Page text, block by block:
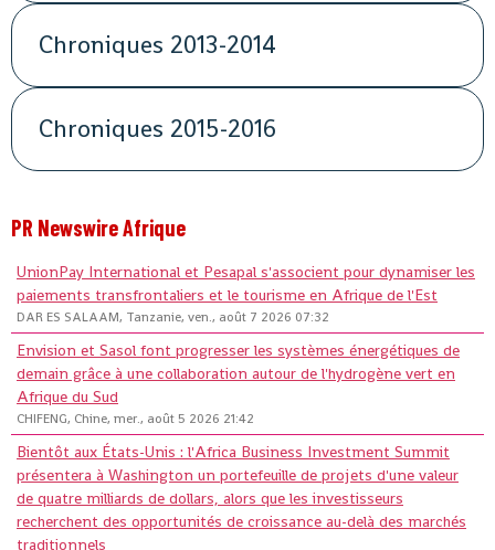
Chroniques 2013-2014
Chroniques 2015-2016
PR Newswire Afrique
UnionPay International et Pesapal s'associent pour dynamiser les
paiements transfrontaliers et le tourisme en Afrique de l'Est
DAR ES SALAAM, Tanzanie, ven., août 7 2026 07:32
Envision et Sasol font progresser les systèmes énergétiques de
demain grâce à une collaboration autour de l'hydrogène vert en
Afrique du Sud
CHIFENG, Chine, mer., août 5 2026 21:42
Bientôt aux États-Unis : l'Africa Business Investment Summit
présentera à Washington un portefeuille de projets d'une valeur
de quatre milliards de dollars, alors que les investisseurs
recherchent des opportunités de croissance au-delà des marchés
traditionnels